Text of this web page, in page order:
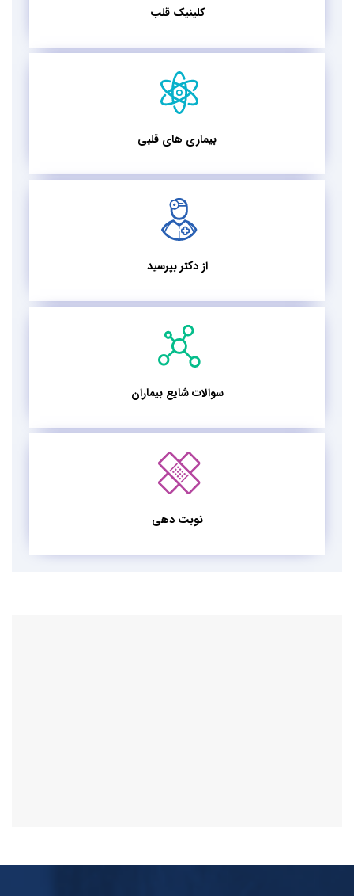
کلینیک قلب
بیماری های قلبی
از دکتر بپرسید
سوالات شایع بیماران
نوبت دهی